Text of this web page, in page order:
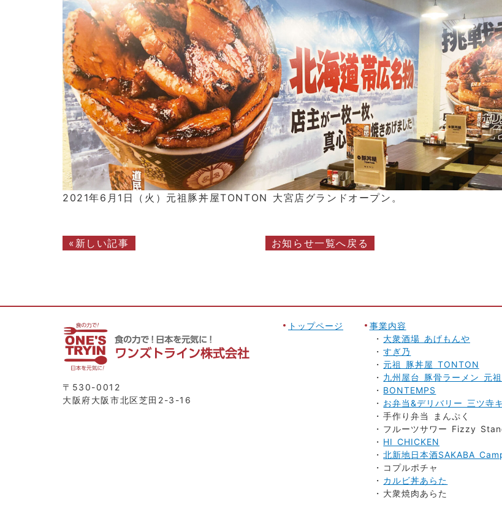
2021年6月1日（火）元祖豚丼屋TONTON 大宮店グランドオープン。
«新しい記事 お知らせ一覧へ戻る
〒530-0012
大阪府大阪市北区芝田2-3-16
トップページ
事業内容
大衆酒場 あげもんや
すぎ乃
元祖 豚丼屋 TONTON
九州屋台 豚骨ラーメン 元
BONTEMPS
お弁当&デリバリー 三ツ寺
手作り弁当 まんぷく
フルーツサワー Fizzy
HI CHICKEN
北新地日本酒SAKABA
コプルポチャ
カルビ丼あらた
大衆焼肉あらた